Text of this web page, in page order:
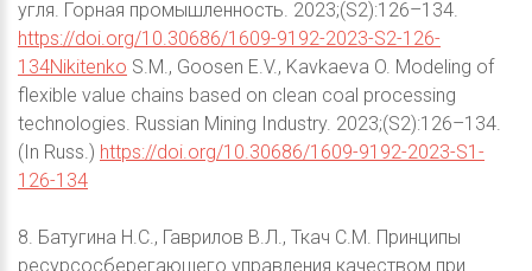
угля. Горная промышленность. 2023;(S2):126–134.
https://doi.org/10.30686/1609-9192-2023-S2-126-
134Nikitenko S.M., Goosen E.V., Kavkaeva O. Modeling of
flexible value chains based on clean coal processing
technologies. Russian Mining Industry. 2023;(S2):126–134.
(In Russ.) https://doi.org/10.30686/1609-9192-2023-S1-
126-134
8. Батугина Н.С., Гаврилов В.Л., Ткач С.М. Принципы
ресурсосберегающего управления качеством при